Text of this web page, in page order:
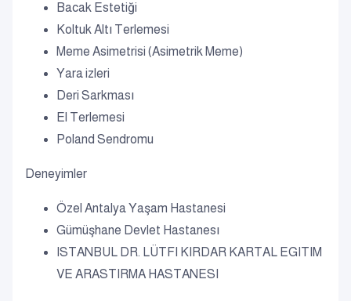
Bacak Estetiği
Koltuk Altı Terlemesi
Meme Asimetrisi (Asimetrik Meme)
Yara izleri
Deri Sarkması
El Terlemesi
Poland Sendromu
Deneyimler
Özel Antalya Yaşam Hastanesi
Gümüşhane Devlet Hastanesı
ISTANBUL DR. LÜTFI KIRDAR KARTAL EGITIM
VE ARASTIRMA HASTANESI